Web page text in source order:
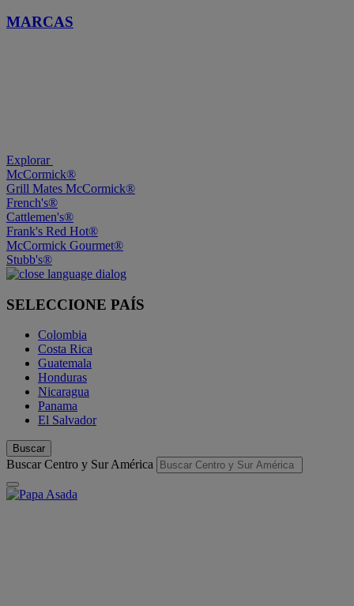
MARCAS
Explorar
McCormick®
Grill Mates McCormick®
French's®
Cattlemen's®
Frank's Red Hot®
McCormick Gourmet®
Stubb's®
SELECCIONE PAÍS
Colombia
Costa Rica
Guatemala
Honduras
Nicaragua
Panama
El Salvador
Buscar
Buscar Centro y Sur América